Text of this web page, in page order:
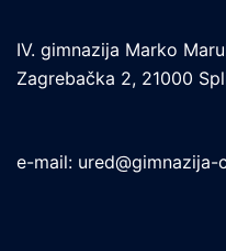
IV. gimnazija Marko
Zagrebačka 2, 21000
e-mail: